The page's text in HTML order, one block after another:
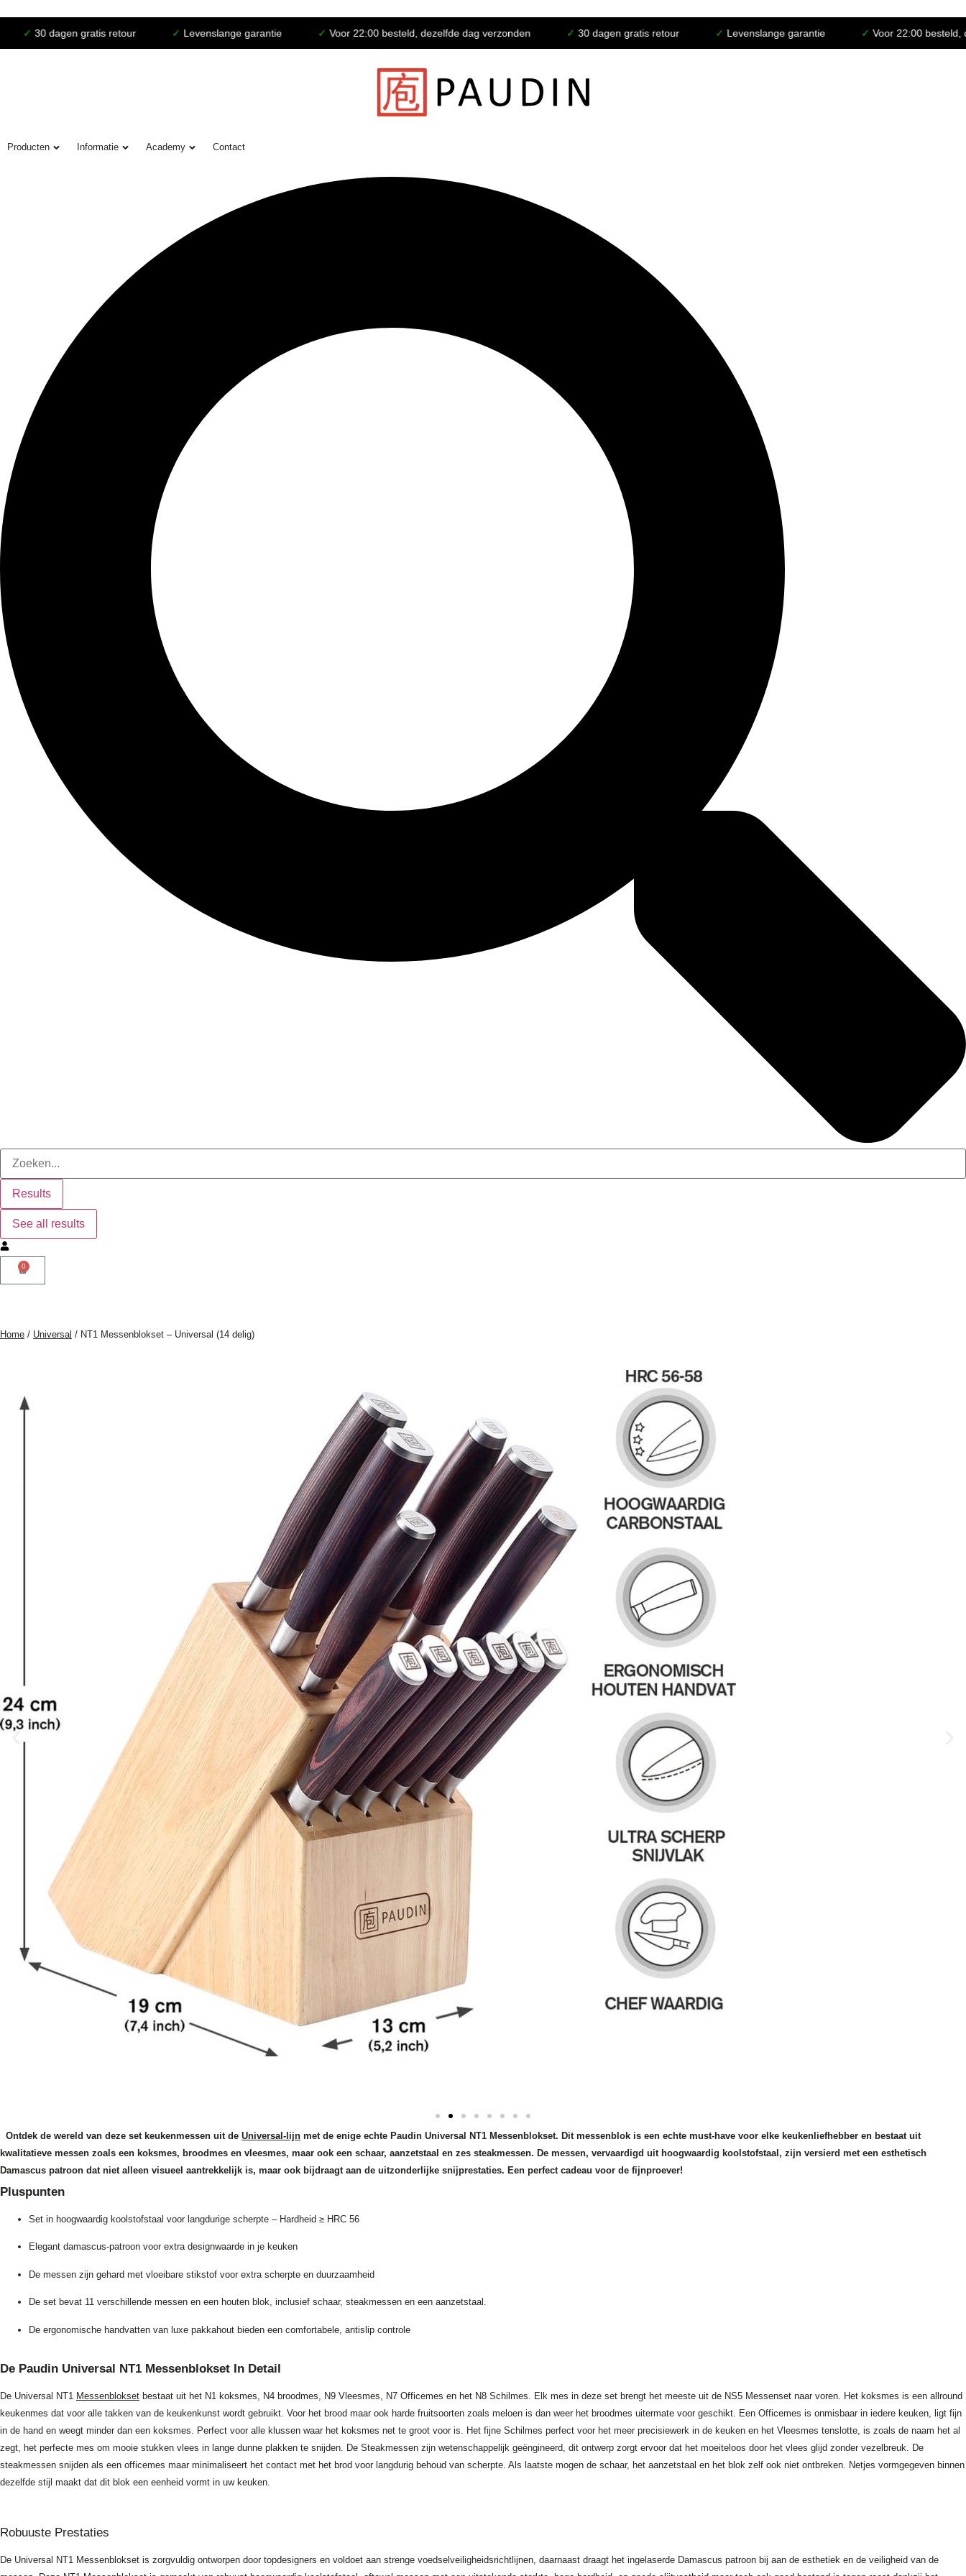
gratis retour ✓Levenslange garantie ✓Voor 22:00 besteld, dezelfde dag verzonden ✓30 dagen gratis retour ✓Levenslange garantie ✓Voor 22:00 besteld, dezelfde
Producten Informatie Academy Contact
Results
See all results
0
Home / Universal / NT1 Messenblokset – Universal (14 delig)
Ontdek de wereld van deze set keukenmessen uit de Universal-lijn met de enige echte Paudin Universal NT1 Messenblokset. Dit messenblok is een echte must-have voor elke keukenliefhebber en bestaat uit
kwalitatieve messen zoals een koksmes, broodmes en vleesmes, maar ook een schaar, aanzetstaal en zes steakmessen. De messen, vervaardigd uit hoogwaardig koolstofstaal, zijn versierd met een esthetisch
Damascus patroon dat niet alleen visueel aantrekkelijk is, maar ook bijdraagt aan de uitzonderlijke snijprestaties. Een perfect cadeau voor de fijnproever!
Pluspunten
Set in hoogwaardig koolstofstaal voor langdurige scherpte – Hardheid ≥ HRC 56
Elegant damascus-patroon voor extra designwaarde in je keuken
De messen zijn gehard met vloeibare stikstof voor extra scherpte en duurzaamheid
De set bevat 11 verschillende messen en een houten blok, inclusief schaar, steakmessen en een aanzetstaal.
De ergonomische handvatten van luxe pakkahout bieden een comfortabele, antislip controle
De Paudin Universal NT1 Messenblokset In Detail
De Universal NT1 Messenblokset bestaat uit het N1 koksmes, N4 broodmes, N9 Vleesmes, N7 Officemes en het N8 Schilmes. Elk mes in deze set brengt het meeste uit de NS5 Messenset naar voren. Het koksmes is een allround
keukenmes dat voor alle takken van de keukenkunst wordt gebruikt. Voor het brood maar ook harde fruitsoorten zoals meloen is dan weer het broodmes uitermate voor geschikt. Een Officemes is onmisbaar in iedere keuken, ligt fijn
in de hand en weegt minder dan een koksmes. Perfect voor alle klussen waar het koksmes net te groot voor is. Het fijne Schilmes perfect voor het meer precisiewerk in de keuken en het Vleesmes tenslotte, is zoals de naam het al
zegt, het perfecte mes om mooie stukken vlees in lange dunne plakken te snijden. De Steakmessen zijn wetenschappelijk geëngineerd, dit ontwerp zorgt ervoor dat het moeiteloos door het vlees glijd zonder vezelbreuk. De
steakmessen snijden als een officemes maar minimaliseert het contact met het brod voor langdurig behoud van scherpte. Als laatste mogen de schaar, het aanzetstaal en het blok zelf ook niet ontbreken. Netjes vormgegeven binnen
dezelfde stijl maakt dat dit blok een eenheid vormt in uw keuken.
Robuuste Prestaties
De Universal NT1 Messenblokset is zorgvuldig ontworpen door topdesigners en voldoet aan strenge voedselveiligheidsrichtlijnen, daarnaast draagt het ingelaserde Damascus patroon bij aan de esthetiek en de veiligheid van de